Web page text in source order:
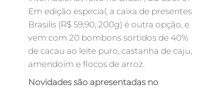
Em edição especial, a caixa de presentes
Brasilis (R$ 59,90, 200g) é outra opção, e
vem com 20 bombons sortidos de 40%
de cacau ao leite puro, castanha de caju,
amendoim e flocos de arroz.
Novidades são apresentadas no